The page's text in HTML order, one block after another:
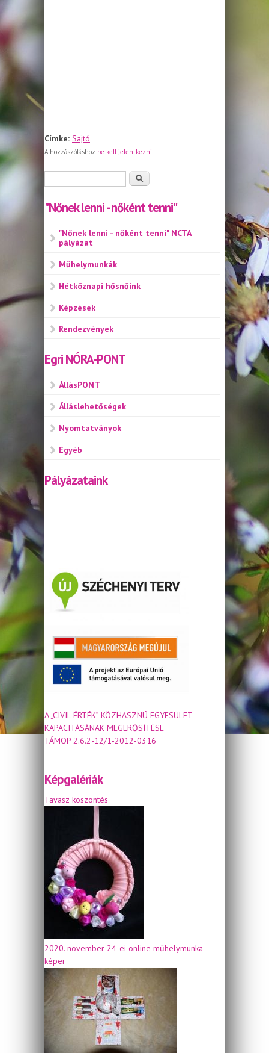
Címke: Sajtó
A hozzászóláshoz be kell jelentkezni
Keresés
"Nőnek lenni - nőként tenni"
"Nőnek lenni - nőként tenni" NCTA
pályázat
Műhelymunkák
Hétköznapi hősnőink
Képzések
Rendezvények
Egri NÓRA-PONT
ÁllásPONT
Álláslehetőségek
Nyomtatványok
Egyéb
Pályázataink
A „CIVIL ÉRTÉK” KÖZHASZNÚ EGYESÜLET
KAPACITÁSÁNAK MEGERŐSÍTÉSE
TÁMOP 2.6.2-12/1-2012-0316
Képgalériák
Tavasz köszöntés
2020. november 24-ei online műhelymunka
képei